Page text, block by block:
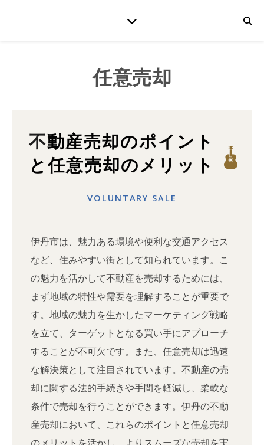
任意売却
不動産売却のポイント
と任意売却のメリット
VOLUNTARY SALE
伊丹市は、魅力ある環境や便利な交通アクセス
など、住みやすい街として知られています。こ
の魅力を活かして不動産を売却するためには、
まず地域の特性や需要を理解することが重要で
す。地域の魅力を生かしたマーケティング戦略
を立て、ターゲットとなる買い手にアプローチ
することが不可欠です。また、任意売却は迅速
な解決策として注目されています。不動産の売
却に関する法的手続きや手間を軽減し、柔軟な
条件で売却を行うことができます。伊丹の不動
産売却において、これらのポイントと任意売却